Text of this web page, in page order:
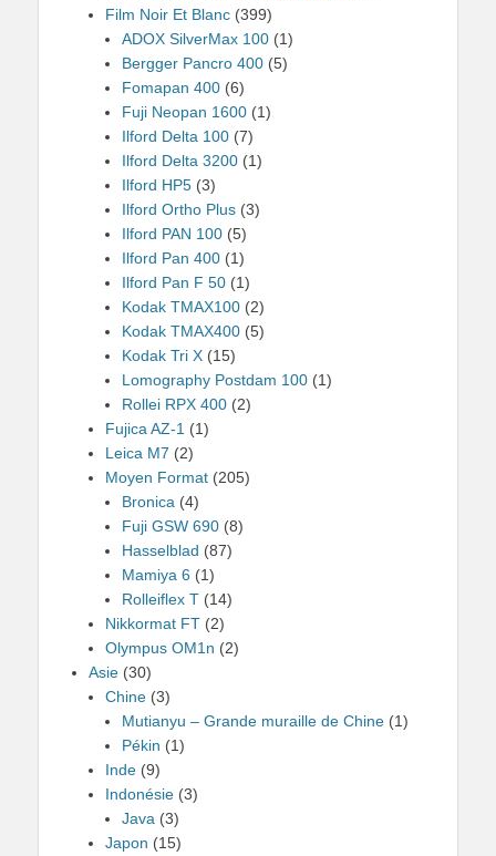
Film Noir Et Blanc (399)
ADOX SilverMax 100 (1)
Bergger Pancro 400 (5)
Fomapan 400 (6)
Fuji Neopan 1600 (1)
Ilford Delta 100 (7)
Ilford Delta 3200 (1)
Ilford HP5 (3)
Ilford Ortho Plus (3)
Ilford PAN 100 (5)
Ilford Pan 400 (1)
Ilford Pan F 50 (1)
Kodak TMAX100 (2)
Kodak TMAX400 (5)
Kodak Tri X (15)
Lomography Postdam 100 (1)
Rollei RPX 400 (2)
Fujica AZ-1 (1)
Leica M7 (2)
Moyen Format (205)
Bronica (4)
Fuji GSW 690 (8)
Hasselblad (87)
Mamiya 6 (1)
Rolleiflex T (14)
Nikkormat FT (2)
Olympus OM1n (2)
Asie (30)
Chine (3)
Mutianyu – Grande muraille de Chine (1)
Pékin (1)
Inde (9)
Indonésie (3)
Java (3)
Japon (15)